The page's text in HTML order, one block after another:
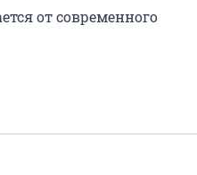
от современного